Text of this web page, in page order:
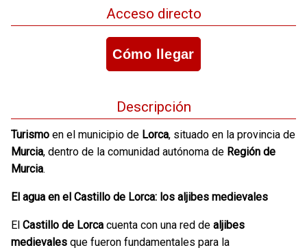
Acceso directo
Cómo llegar
Descripción
Turismo en el municipio de Lorca, situado en la provincia de
Murcia, dentro de la comunidad autónoma de Región de
Murcia.
El agua en el Castillo de Lorca: los aljibes medievales
El Castillo de Lorca cuenta con una red de aljibes
medievales que fueron fundamentales para la